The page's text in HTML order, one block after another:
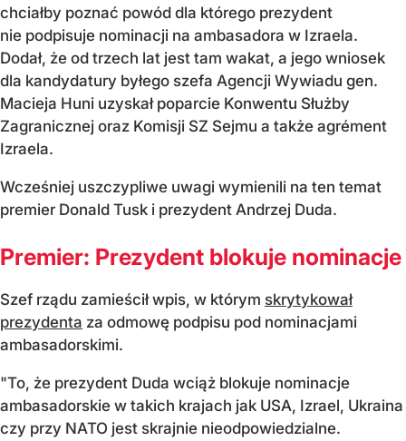
chciałby poznać powód dla którego prezydent
nie podpisuje nominacji na ambasadora w Izraela.
Dodał, że od trzech lat jest tam wakat, a jego wniosek
dla kandydatury byłego szefa Agencji Wywiadu gen.
Macieja Huni uzyskał poparcie Konwentu Służby
Zagranicznej oraz Komisji SZ Sejmu a także agrément
Izraela.
Wcześniej uszczypliwe uwagi wymienili na ten temat
premier Donald Tusk i prezydent Andrzej Duda.
Premier: Prezydent blokuje nominacje
Szef rządu zamieścił wpis, w którym skrytykował
prezydenta za odmowę podpisu pod nominacjami
ambasadorskimi.
"To, że prezydent Duda wciąż blokuje nominacje
ambasadorskie w takich krajach jak USA, Izrael, Ukraina
czy przy NATO jest skrajnie nieodpowiedzialne.